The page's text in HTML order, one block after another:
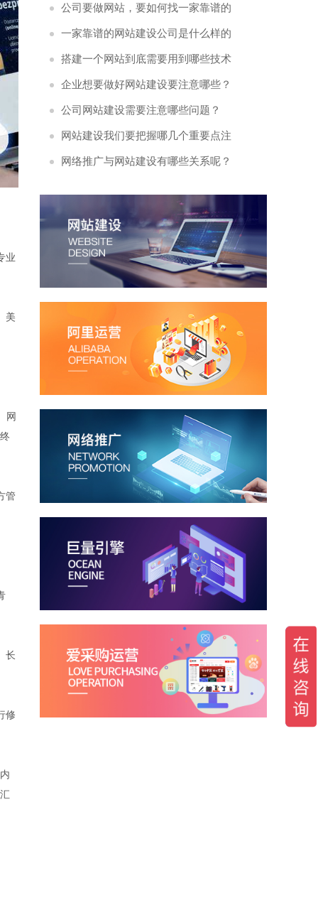
业
美
网
管
长
修
公司要做网站，要如何找一家靠谱的
网络公司
一家靠谱的网站建设公司是什么样的
呢？
搭建一个网站到底需要用到哪些技术
呢?
企业想要做好网站建设要注意哪些？
公司网站建设需要注意哪些问题？
网站建设我们要把握哪几个重要点注
意呢？
网络推广与网站建设有哪些关系呢？